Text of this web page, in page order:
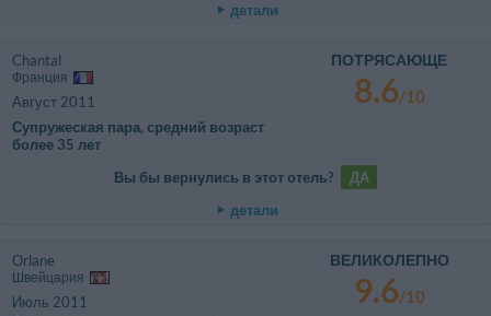
детали
Chantal
Франция
Август 2011
Супружеская пара, средний возраст
более 35 лет
ПОТРЯСАЮЩЕ
8.6/10
Вы бы вернулись в этот отель?
ДА
детали
Orlane
Швейцария
Июль 2011
ВЕЛИКОЛЕПНО
9.6/10